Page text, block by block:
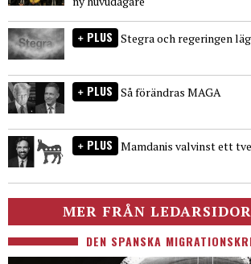
PLUS Stegra och regeringen
PLUS Så förändras MAGA
PLUS Mamdanis valvinst ett
MER FRÅN
DEN SPANSKA